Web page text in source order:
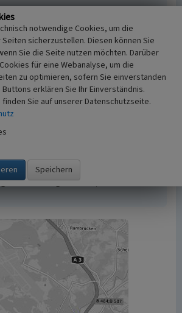
Hinweis
Inhalt ist urheberrechtlich
Medien unterliegen
zusätzlichen urheberrechtlichen
an diesen ausgewiesen sind.
nach Lohmar”. In: KuLaDig,
URL:
Objektansicht/O-16252-
6. August 2026)
notwendige Cookies, um die
sicherzustellen. Diesen können Sie
Sie die Seite nutzen möchten. Darüber
für eine Webanalyse, um die
zu optimieren, sofern Sie einverstanden
erklären Sie Ihr Einverständnis.
Sie auf unserer Datenschutzseite.